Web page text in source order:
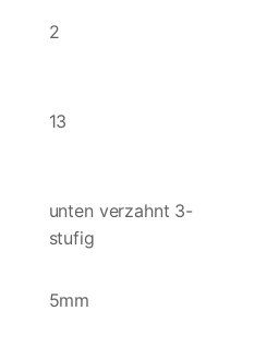
2
13
unten verzahnt 3-
stufig
5mm